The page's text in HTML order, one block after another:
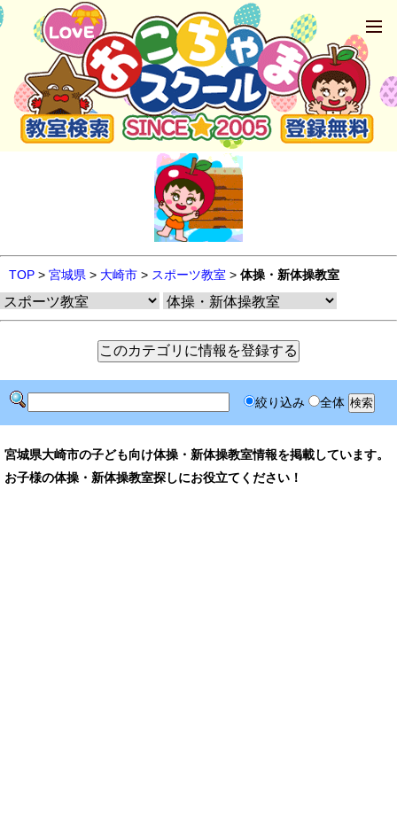
TOP > 宮城県 > 大崎市 > スポーツ教室 > 体操・新体操教室
絞り込み 全体
宮城県大崎市の子ども向け体操・新体操教室情報を掲載しています。
お子様の体操・新体操教室探しにお役立てください！